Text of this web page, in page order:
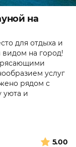
на
для отдыха и
на город!
услуг
рядом с
уюта и
5.00